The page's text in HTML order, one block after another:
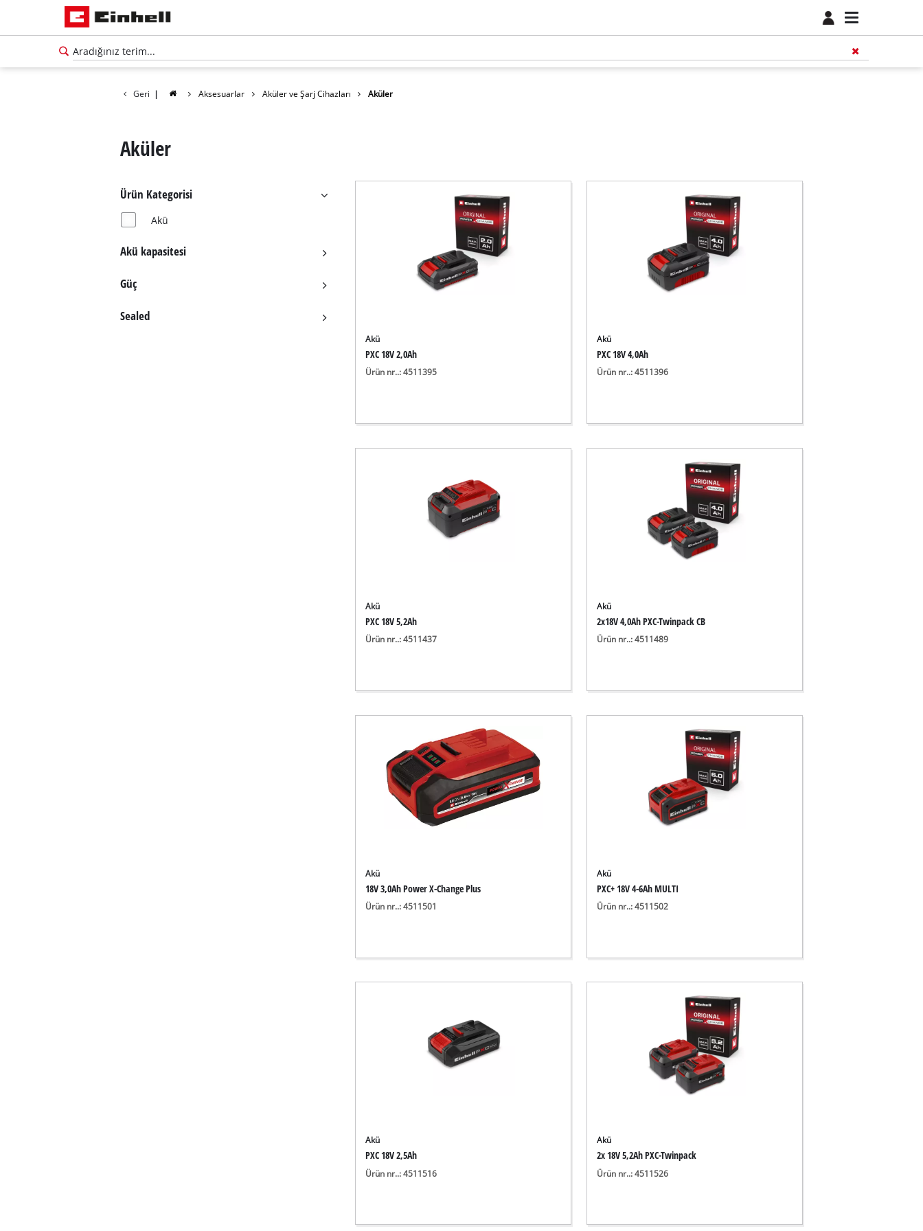
Geri | Aksesuarlar Aküler ve Şarj Cihazları Aküler
Aküler
Ürün Kategorisi
Akü
Akü kapasitesi
Güç
Sealed
Akü
PXC 18V 2,0Ah
Ürün nr..: 4511395
Akü
PXC 18V 4,0Ah
Ürün nr..: 4511396
Akü
PXC 18V 5,2Ah
Ürün nr..: 4511437
Akü
2x18V 4,0Ah PXC-Twinpack CB
Ürün nr..: 4511489
Akü
18V 3,0Ah Power X-Change Plus
Ürün nr..: 4511501
Akü
PXC+ 18V 4-6Ah MULTI
Ürün nr..: 4511502
Akü
PXC 18V 2,5Ah
Ürün nr..: 4511516
Akü
2x 18V 5,2Ah PXC-Twinpack
Ürün nr..: 4511526